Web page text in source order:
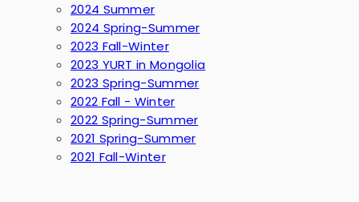
2024 Summer
2024 Spring-Summer
2023 Fall-Winter
2023 YURT in Mongolia
2023 Spring-Summer
2022 Fall - Winter
2022 Spring-Summer
2021 Spring-Summer
2021 Fall-Winter